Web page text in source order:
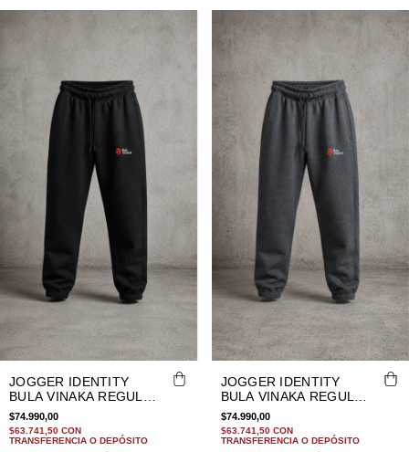
JOGGER IDENTITY
BULA VINAKA REGULAR
FIT NEGRO
$74.990,00
$63.741,50 CON
TRANSFERENCIA O DEPÓSITO
JOGGER IDENTITY
BULA VINAKA REGULAR
FIT GRIS MELANGE
OSCURO
$74.990,00
$63.741,50 CON
TRANSFERENCIA O DEPÓSITO